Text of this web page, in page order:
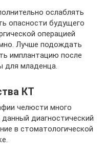
ослаблять
опасности будущего
операцией
Лучше подождать
имплантацию после
для младенца.
КТ
челюсти много
диагностический
в стоматологической